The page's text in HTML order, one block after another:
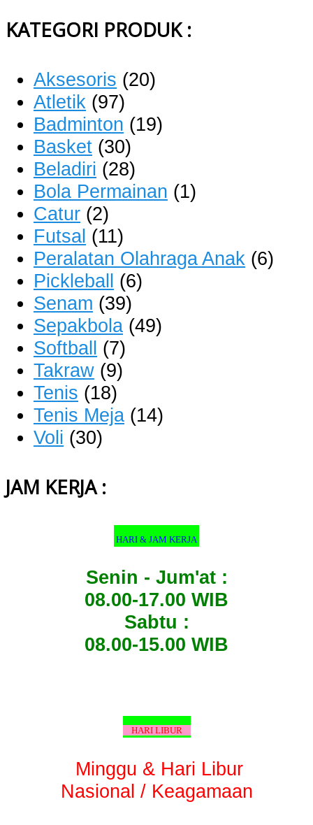
KATEGORI PRODUK :
Aksesoris (20)
Atletik (97)
Badminton (19)
Basket (30)
Beladiri (28)
Bola Permainan (1)
Catur (2)
Futsal (11)
Peralatan Olahraga Anak (6)
Pickleball (6)
Senam (39)
Sepakbola (49)
Softball (7)
Takraw (9)
Tenis (18)
Tenis Meja (14)
Voli (30)
JAM KERJA :
HARI & JAM KERJA
Senin - Jum'at :
08.00-17.00 WIB
Sabtu :
08.00-15.00 WIB
HARI LIBUR
Minggu & Hari Libur
Nasional / Keagamaan